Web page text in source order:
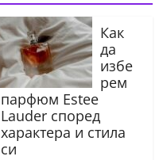
Как
да
избе
рем
парфюм Estee
Lauder според
характера и стила
си